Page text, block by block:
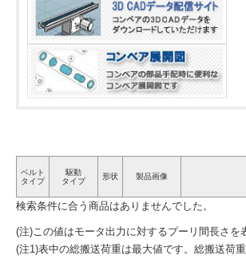
ベルト
タイプ
駆動
タイプ
形状 製品画像
検索条件に合う商品はありませんでした。
(注)この値はモータ出力に対するプーリ間長さ
(注1)表中の総搬送荷重は最大値です。総搬送荷